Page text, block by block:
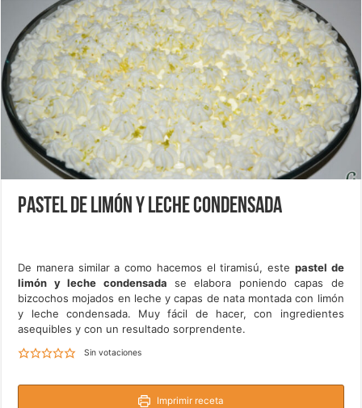
Pastel de limón y leche condensada
De manera similar a como hacemos el tiramisú, este pastel de
limón y leche condensada se elabora poniendo capas de
bizcochos mojados en leche y capas de nata montada con limón
y leche condensada. Muy fácil de hacer, con ingredientes
asequibles y con un resultado sorprendente.
Sin votaciones
Imprimir receta